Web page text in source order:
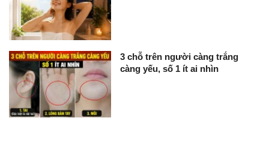
3 chỗ trên người càng trắng
càng yếu, số 1 ít ai nhìn